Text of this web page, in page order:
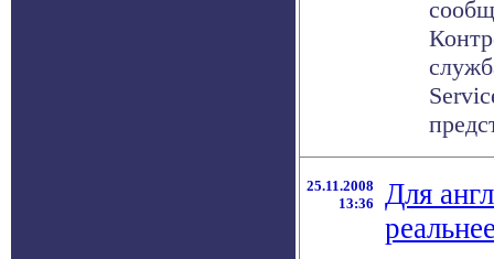
25.11.2008
13:36
Для